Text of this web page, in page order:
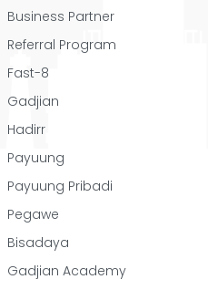
Business Partner
Referral Program
Fast-8
Gadjian
Hadirr
Payuung
Payuung Pribadi
Pegawe
Bisadaya
Gadjian Academy